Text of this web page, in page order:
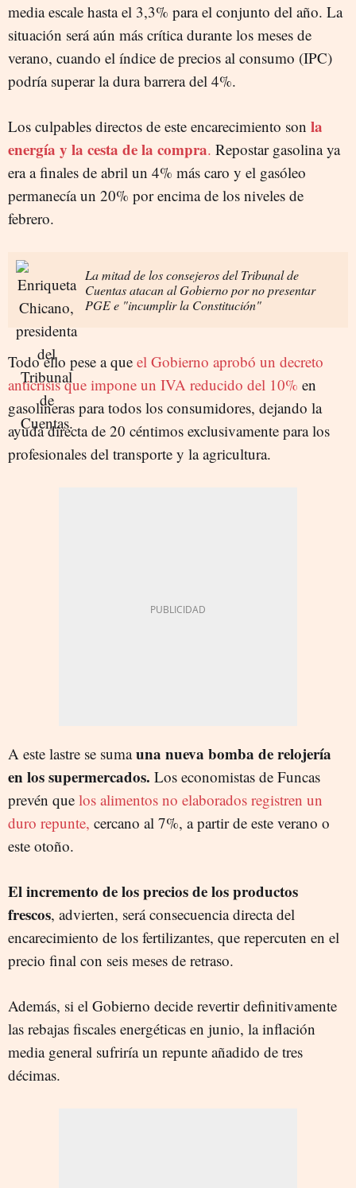
media escale hasta el 3,3% para el conjunto del año. La
situación será aún más crítica durante los meses de
verano, cuando el índice de precios al consumo (IPC)
podría superar la dura barrera del 4%.
Los culpables directos de este encarecimiento son la
energía y la cesta de la compra. Repostar gasolina ya
era a finales de abril un 4% más caro y el gasóleo
permanecía un 20% por encima de los niveles de
febrero.
La mitad de los consejeros del Tribunal de
Cuentas atacan al Gobierno por no presentar
PGE e "incumplir la Constitución"
Todo ello pese a que el Gobierno aprobó un decreto
anticrisis que impone un IVA reducido del 10% en
gasolineras para todos los consumidores, dejando la
ayuda directa de 20 céntimos exclusivamente para los
profesionales del transporte y la agricultura.
A este lastre se sumauna nueva bomba de relojería
en los supermercados. Los economistas de Funcas
prevén que los alimentos no elaborados registren un
duro repunte, cercano al 7%, a partir de este verano o
este otoño.
El incremento de los precios de los productos
frescos, advierten, será consecuencia directa del
encarecimiento de los fertilizantes, que repercuten en el
precio final con seis meses de retraso.
Además, si el Gobierno decide revertir definitivamente
las rebajas fiscales energéticas en junio, la inflación
media general sufriría un repunte añadido de tres
décimas.